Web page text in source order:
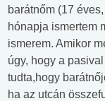
barátnőm (17
hónapja ismertem
ismerem. Amikor
úgy, hogy a
tudta,hogy
ha az utcán